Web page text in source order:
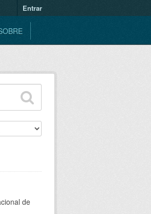
Entrar
de